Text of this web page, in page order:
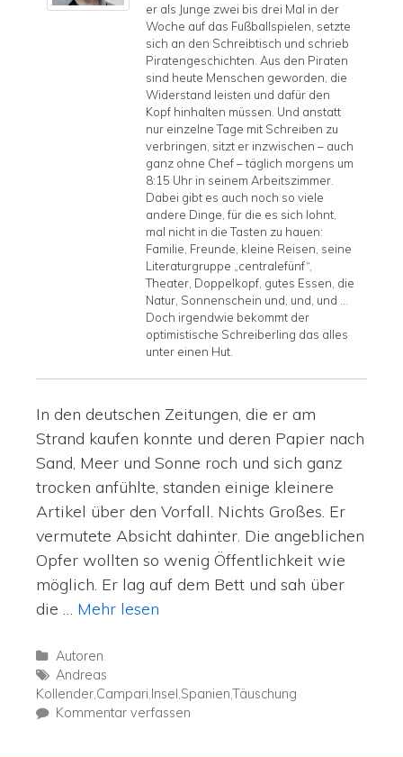
er als Junge zwei bis drei Mal in der
Woche auf das Fußballspielen, setzte
sich an den Schreibtisch und schrieb
Piratengeschichten. Aus den Piraten
sind heute Menschen geworden, die
Widerstand leisten und dafür den
Kopf hinhalten müssen. Und anstatt
nur einzelne Tage mit Schreiben zu
verbringen, sitzt er inzwischen – auch
ganz ohne Chef – täglich morgens um
8:15 Uhr in seinem Arbeitszimmer.
Dabei gibt es auch noch so viele
andere Dinge, für die es sich lohnt,
mal nicht in die Tasten zu hauen:
Familie, Freunde, kleine Reisen, seine
Literaturgruppe „centralefünf“,
Theater, Doppelkopf, gutes Essen, die
Natur, Sonnenschein und, und, und …
Doch irgendwie bekommt der
optimistische Schreiberling das alles
unter einen Hut.
In den deutschen Zeitungen, die er am
Strand kaufen konnte und deren Papier nach
Sand, Meer und Sonne roch und sich ganz
trocken anfühlte, standen einige kleinere
Artikel über den Vorfall. Nichts Großes. Er
vermutete Absicht dahinter. Die angeblichen
Opfer wollten so wenig Öffentlichkeit wie
möglich. Er lag auf dem Bett und sah über
die … Mehr lesen
Autoren
Andreas
Kollender,Campari,Insel,Spanien,Täuschung
Kommentar verfassen